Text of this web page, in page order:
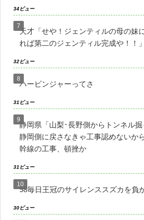
34ビュー
天才「せや！ジェンティルの母の妹
れば第二のジェンティル完成や！！」
32ビュー
ハービンジャーってさ
31ビュー
静岡県「山梨･長野側からトンネル
静岡側に戻さなきゃ工事認めないか
幹線の工事、頓挫か
31ビュー
98毎日王冠のサイレンススズカを負
30ビュー